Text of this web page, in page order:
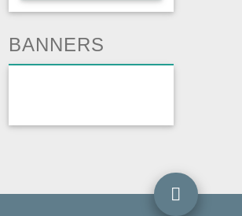
BANNERS